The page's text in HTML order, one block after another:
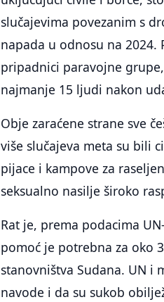
slučajevima povezanim s
napada u odnosu na
pripadnici paravojne
najmanje 15 ljudi nakon
Obje zaraćene strane sve
više slučajeva meta su bili
pijace i kampove za
seksualno nasilje široko
Rat je, prema podacima
pomoć je potrebna za oko
stanovništva Sudana. UN i
navode i da su sukob